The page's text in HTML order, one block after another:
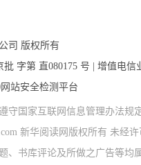
司 版权所有
字第 直080175 号 | 增值电信
网站安全检测平台
守国家互联网信息管理办法
新华阅读网版权所有 未经
、书库评论及所做之广告等均